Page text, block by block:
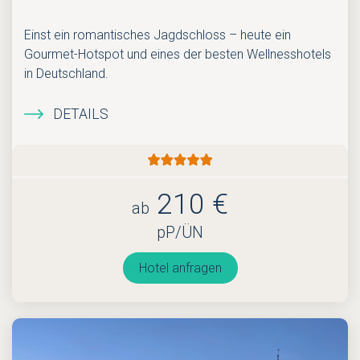
Einst ein romantisches Jagdschloss – heute ein
Gourmet-Hotspot und eines der besten Wellnesshotels
in Deutschland.
DETAILS
ab 210 €
pP/ÜN
Hotel anfragen